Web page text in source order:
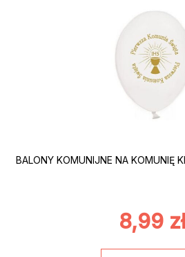
BALONY KOMUNIJNE NA KOMUNIĘ
8,99